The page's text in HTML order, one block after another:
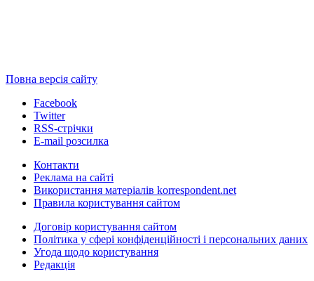
Повна версія сайту
Facebook
Twitter
RSS-стрічки
E-mail розсилка
Контакти
Реклама на сайті
Використання матеріалів korrespondent.net
Правила користування сайтом
Договір користування сайтом
Політика у сфері конфіденційності і персональних даних
Угода щодо користування
Редакція